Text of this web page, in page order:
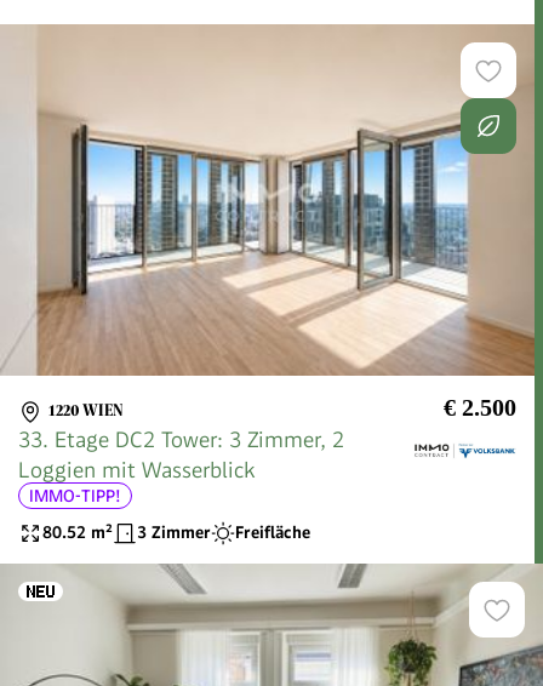
1220 WIEN € 2.500
33. Etage DC2 Tower: 3 Zimmer, 2
Loggien mit Wasserblick
IMMO-TIPP!
80.52 m² 3 Zimmer Freifläche